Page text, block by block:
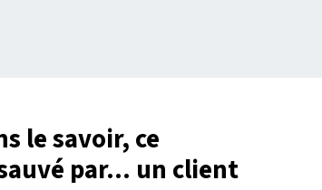
le savoir, ce
par... un client